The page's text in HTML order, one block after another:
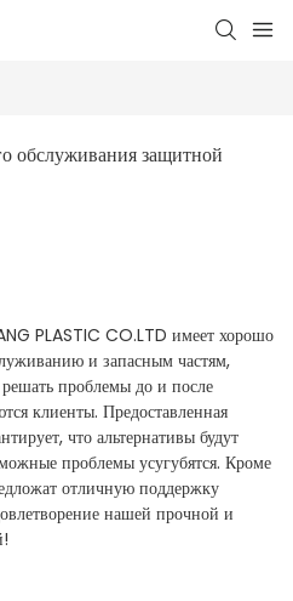
обслуживания защитной
PLASTIC CO.LTD имеет хорошо
и запасным частям,
проблемы до и после
клиенты. Предоставленная
что альтернативы будут
проблемы усугубятся. Кроме
отличную поддержку
нашей прочной и